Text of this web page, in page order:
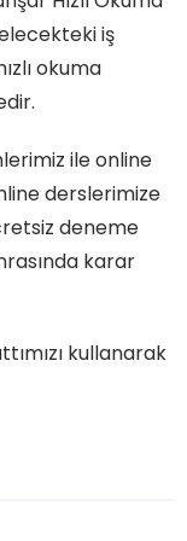
iş
okuma
ile online
derslerimize
deneme
karar
kullanarak